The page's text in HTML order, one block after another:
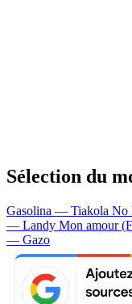
Sélection du
Gasolina — Tiakola No
— Landy Mon amour
— Gazo